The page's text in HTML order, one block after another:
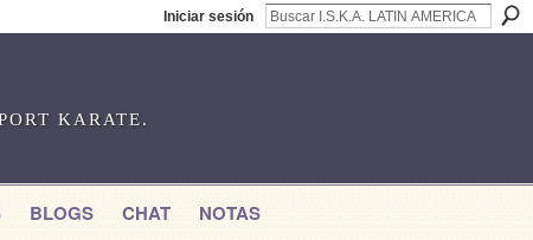
Iniciar sesión
KARATE.
BLOGS CHAT
NOTAS